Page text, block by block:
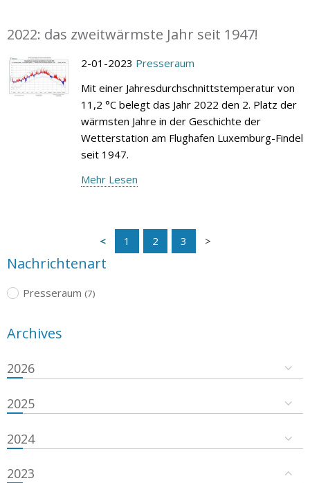
2022: das zweitwärmste Jahr seit 1947!
2-01-2023 Presseraum
Mit einer Jahresdurchschnittstemperatur von
11,2 °C belegt das Jahr 2022 den 2. Platz der
wärmsten Jahre in der Geschichte der
Wetterstation am Flughafen Luxemburg-Findel
seit 1947.
Mehr Lesen
1 2 3
Nachrichtenart
Presseraum (7)
Archives
2026
2025
2024
2023